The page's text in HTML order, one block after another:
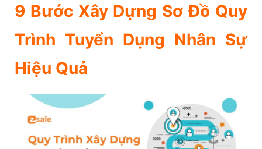
9 Bước Xây Dựng Sơ Đồ Quy
Trình Tuyển Dụng Nhân Sự
Hiệu Quả